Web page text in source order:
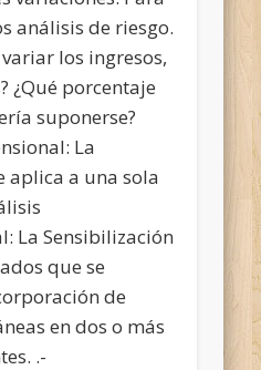
análisis de riesgo.
los ingresos,
¿Qué porcentaje
suponerse?
La
aplica a una sola
La Sensibilización
que se
de
en dos o más
.-